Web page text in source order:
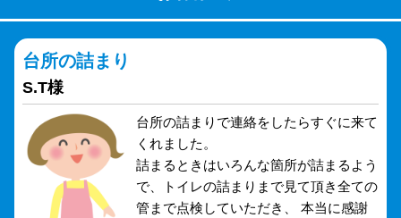
台所の詰まり
S.T様
台所の詰まりで連絡をしたらすぐに来て
くれました。
詰まるときはいろんな箇所が詰まるよう
で、トイレの詰まりまで見て頂き全ての
管まで点検していただき、 本当に感謝